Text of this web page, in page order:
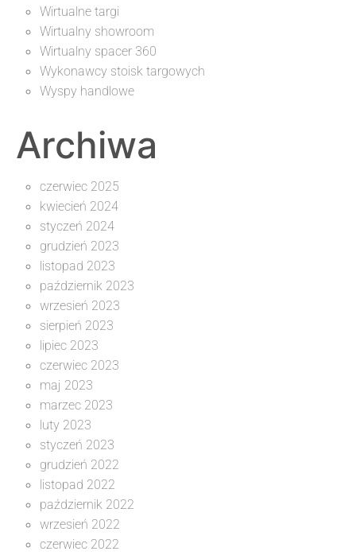
Wirtualne targi
Wirtualny showroom
Wirtualny spacer 360
Wykonawcy stoisk targowych
Wyspy handlowe
Archiwa
czerwiec 2025
kwiecień 2024
styczeń 2024
grudzień 2023
listopad 2023
październik 2023
wrzesień 2023
sierpień 2023
lipiec 2023
czerwiec 2023
maj 2023
marzec 2023
luty 2023
styczeń 2023
grudzień 2022
listopad 2022
październik 2022
wrzesień 2022
czerwiec 2022